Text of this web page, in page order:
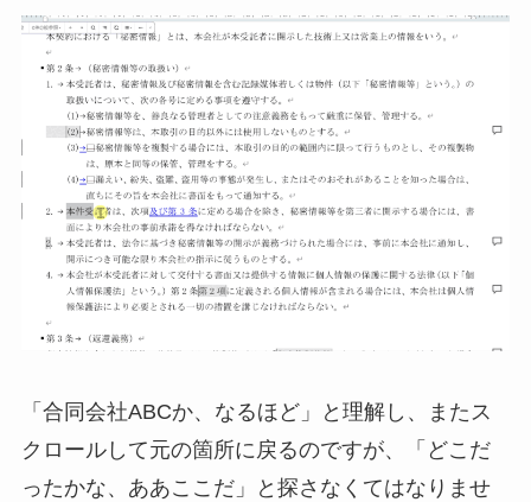
「合同会社ABCか、なるほど」と理解し、またス
クロールして元の箇所に戻るのですが、「どこだ
ったかな、ああここだ」と探さなくてはなりませ